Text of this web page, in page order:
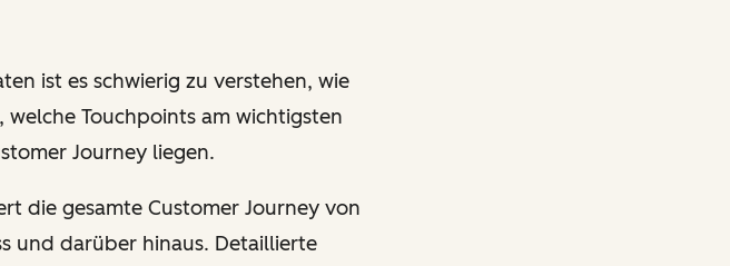
ist es schwierig zu verstehen, wie
Touchpoints am wichtigsten
Journey liegen.
die gesamte Customer Journey von
und darüber hinaus. Detaillierte